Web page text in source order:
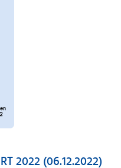
2022 (06.12.2022)